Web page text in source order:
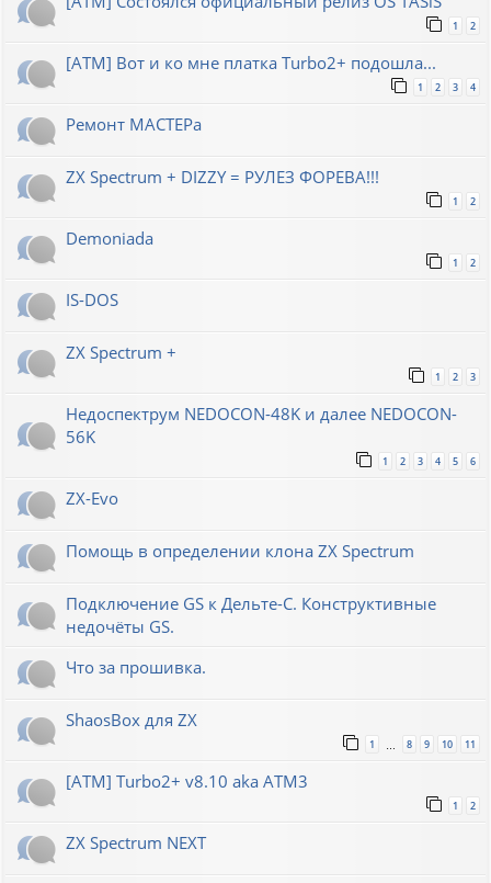
1 2
[ATM] Вот и ко мне платка Turbo2+ подошла...
1 2 3 4
Ремонт МАСТЕРа
ZX Spectrum + DIZZY = РУЛЕЗ ФОРЕВА!!!
1 2
Demoniada
1 2
IS-DOS
ZX Spectrum +
1 2 3
Недоспектрум NEDOCON-48K и далее NEDOCON-
56K
1 2 3 4 5 6
ZX-Evo
Помощь в определении клона ZX Spectrum
Подключение GS к Дельте-С. Конструктивные
недочёты GS.
Что за прошивка.
ShaosBox для ZX
1 … 8 9 10 11
[ATM] Turbo2+ v8.10 aka ATM3
1 2
ZX Spectrum NEXT